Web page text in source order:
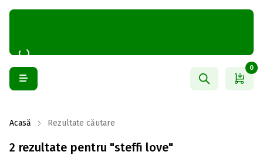
0
Acasă Rezultate căutare
2 rezultate pentru "steffi love"